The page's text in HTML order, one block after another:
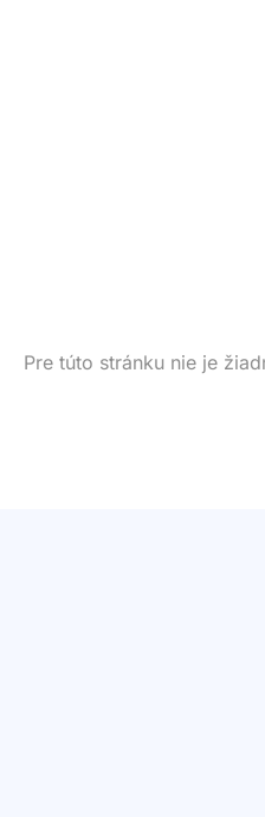
Pre túto stránku nie je